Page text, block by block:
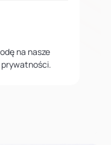
na nasze
prywatności.